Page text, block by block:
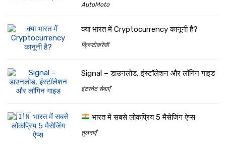
AutoMoto
क्या भारत में Cryptocurrency कानूनी है?
क्रिप्टोकरेंसी
Signal – डाउनलोड, इंस्टॉलेशन और लॉगिन गाइड
इंटरनेट सेवाएँ
भारत में सबसे लोकप्रिय 5 मैसेजिंग ऐप्स
तुलनाएँ